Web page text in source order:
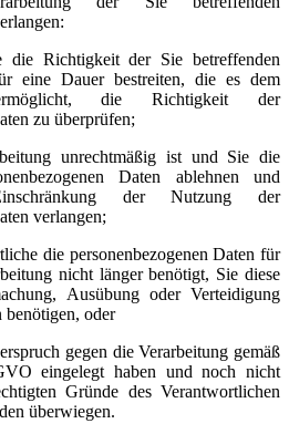
der Sie betreffenden
eine Dauer bestreiten, die es dem
die Richtigkeit der
zu überprüfen;
unrechtmäßig ist und Sie die
Daten ablehnen und
der Nutzung der
verlangen;
die personenbezogenen Daten für
nicht länger benötigt, Sie diese
Ausübung oder Verteidigung
benötigen, oder
gegen die Verarbeitung gemäß
eingelegt haben und noch nicht
Gründe des Verantwortlichen
überwiegen.